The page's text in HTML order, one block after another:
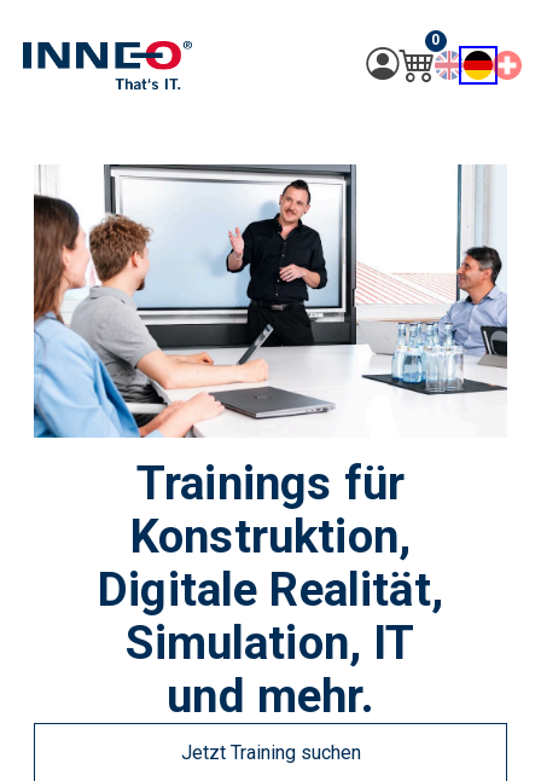
0
Trainings für
Konstruktion,
Digitale Realität,
Simulation, IT
und mehr.
Jetzt Training suchen